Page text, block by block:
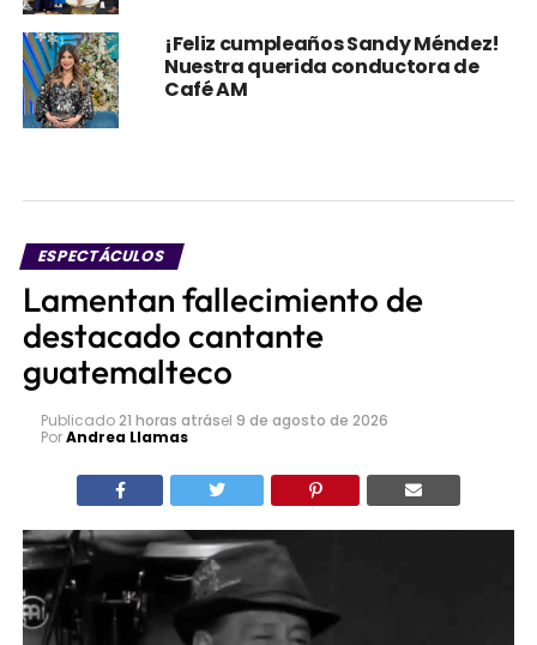
¡Feliz cumpleaños Sandy Méndez!
Nuestra querida conductora de
Café AM
ESPECTÁCULOS
Lamentan fallecimiento de
destacado cantante
guatemalteco
Publicado21 horas atrásel 9 de agosto de 2026
PorAndrea Llamas